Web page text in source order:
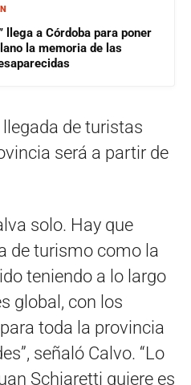
llega a Córdoba para poner
la memoria de las
de turistas
será a partir de
solo. Hay que
de turismo como la
teniendo a lo largo
global, con los
toda la provincia
señaló Calvo. “Lo
Schiaretti quiere es